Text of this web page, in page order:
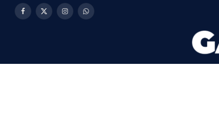
Facebook
X
InstagramWhatsApp